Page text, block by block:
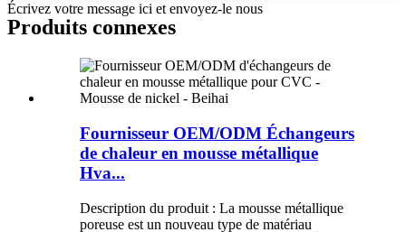
Écrivez votre message ici et envoyez-le nous
Produits connexes
Fournisseur OEM/ODM Échangeurs
de chaleur en mousse métallique
Hva...
Description du produit : La mousse métallique
poreuse est un nouveau type de matériau